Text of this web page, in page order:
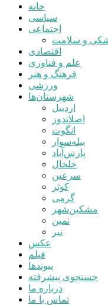
خانه
سیاسی
اجتماعی
و سلامت
اقتصادی
علم و فناوری
فرهنگ و هنر
ورزشی
شهرستان‌ها
اردبیل
اصلاندوز
انگوت
بیله‌سوار
پارس‌آباد
خلخال
سرعین
کوثر
گرمی
مشکین‌شهر
نمین
نیر
عکس
فیلم
پیوندها
جستجوی پیشرفته
درباره ما
تماس با ما